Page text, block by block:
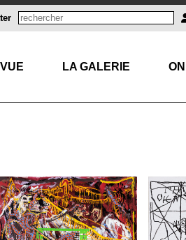
LA GALERIE